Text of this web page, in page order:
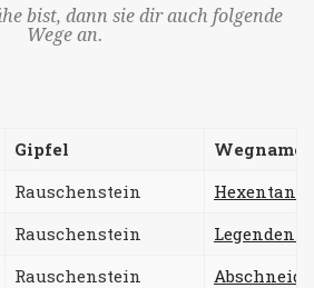
bist, dann sie dir auch folgende
Wege an.
Gipfel
Wegname
Rauschenstein
Hexentanz
Rauschenstein
Legenden
Rauschenstein